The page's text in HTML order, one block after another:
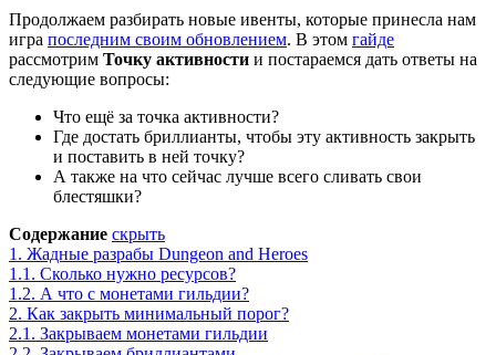
Продолжаем разбирать новые ивенты, которые принесла нам
игра последним своим обновлением. В этом гайде
рассмотрим Точку активности и постараемся дать ответы на
следующие вопросы:
Что ещё за точка активности?
Где достать бриллианты, чтобы эту активность закрыть
и поставить в ней точку?
А также на что сейчас лучше всего сливать свои
блестяшки?
Содержание скрыть
1. Жадные разрабы Dungeon and Heroes
1.1. Сколько нужно ресурсов?
1.2. А что с монетами гильдии?
2. Как закрыть минимальный порог?
2.1. Закрываем монетами гильдии